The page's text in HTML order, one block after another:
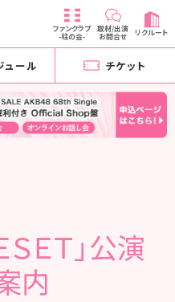
ファンクラブ
-柱の会-
取材/出演
お問合せ リクルート
ュール チケット
ＥＴ」公演
内